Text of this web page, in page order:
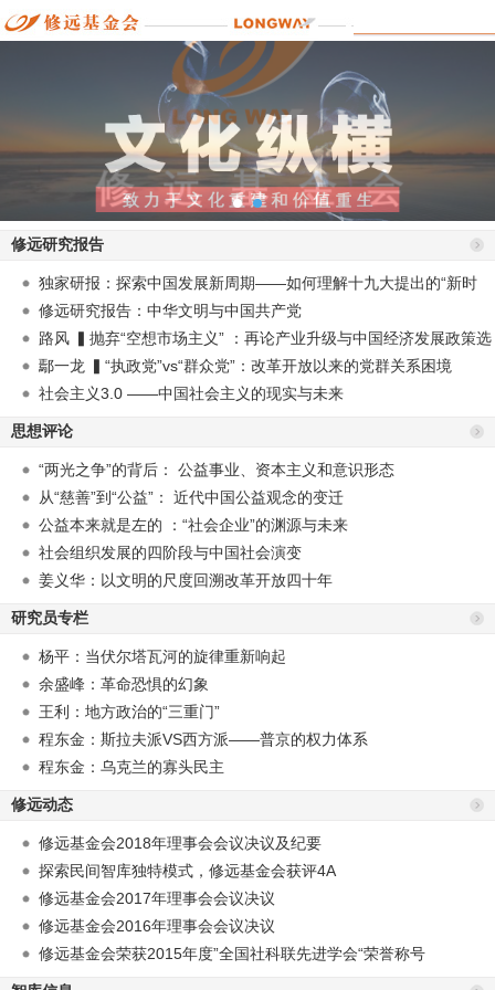
修远研究报告
独家研报：探索中国发展新周期——如何理解十九大提出的“新时
代”？
修远研究报告：中华文明与中国共产党
路风 ▍抛弃“空想市场主义” ：再论产业升级与中国经济发展政策选
择
鄢一龙 ▍“执政党”vs“群众党”：改革开放以来的党群关系困境
社会主义3.0 ——中国社会主义的现实与未来
思想评论
“两光之争”的背后： 公益事业、资本主义和意识形态
从“慈善”到“公益”： 近代中国公益观念的变迁
公益本来就是左的 ：“社会企业”的渊源与未来
社会组织发展的四阶段与中国社会演变
姜义华：以文明的尺度回溯改革开放四十年
研究员专栏
杨平：当伏尔塔瓦河的旋律重新响起
余盛峰：革命恐惧的幻象
王利：地方政治的“三重门”
程东金：斯拉夫派VS西方派——普京的权力体系
程东金：乌克兰的寡头民主
修远动态
修远基金会2018年理事会会议决议及纪要
探索民间智库独特模式，修远基金会获评4A
修远基金会2017年理事会会议决议
修远基金会2016年理事会会议决议
修远基金会荣获2015年度”全国社科联先进学会“荣誉称号